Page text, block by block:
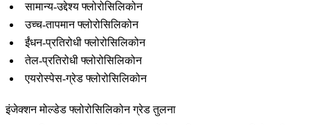
सामान्य-उद्देश्य फ्लोरोसिलिकोन
उच्च-तापमान फ्लोरोसिलिकोन
ईंधन-प्रतिरोधी फ्लोरोसिलिकोन
तेल-प्रतिरोधी फ्लोरोसिलिकोन
एयरोस्पेस-ग्रेड फ्लोरोसिलिकोन
इंजेक्शन मोल्डेड फ्लोरोसिलिकोन ग्रेड तुलना